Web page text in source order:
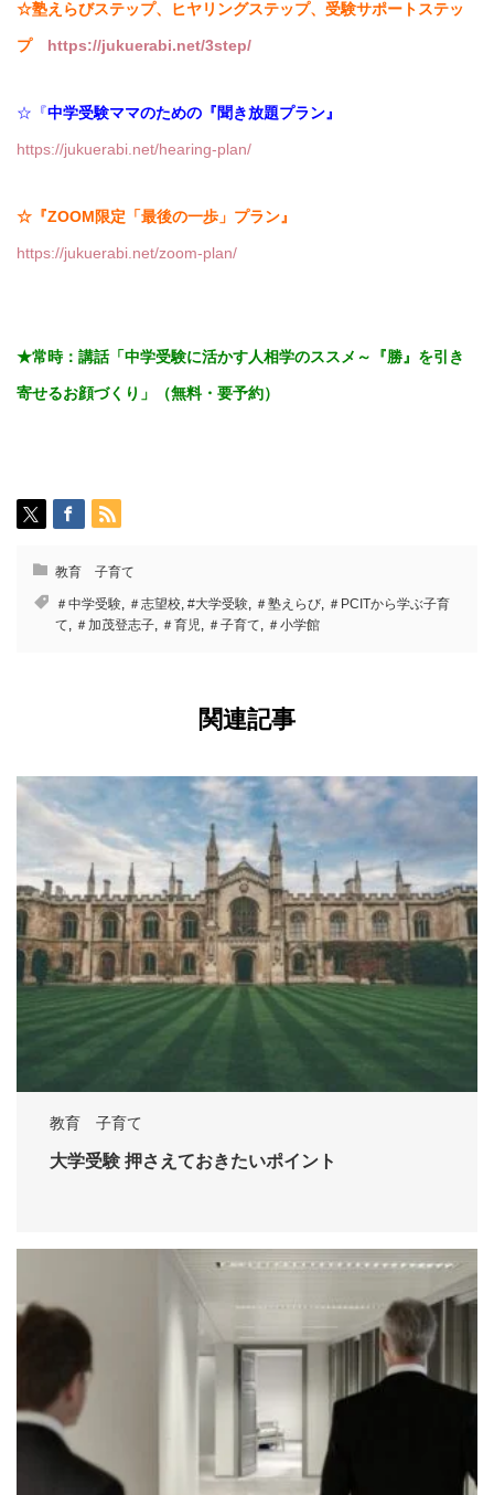
☆塾えらびステップ、ヒヤリングステップ、受験サポートステッ
プ https://jukuerabi.net/3step/
☆『中学受験ママのための『聞き放題プラン』
https://jukuerabi.net/hearing-plan/
☆『ZOOM限定「最後の一歩」プラン』
https://jukuerabi.net/zoom-plan/
★常時：講話「中学受験に活かす人相学のススメ～『勝』を引き
寄せるお顔づくり」（無料・要予約）
教育 子育て
＃中学受験, ＃志望校, #大学受験, ＃塾えらび, ＃PCITから学ぶ子育
て, ＃加茂登志子, ＃育児, ＃子育て, ＃小学館
関連記事
教育 子育て
大学受験 押さえておきたいポイント